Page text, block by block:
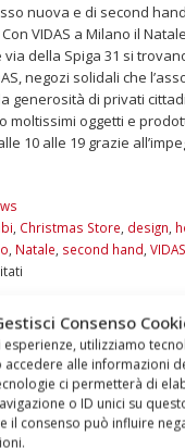
Consenso
utilizziamo
alle informazioni
ci permetterà di
o ID unici su
il consenso può influire
nuova e di second
VIDAS a Milano il
via della Spiga 31 si
negozi solidali che
generosità di privati
moltissimi oggetti e
10 alle 19 grazie
Christmas Store design
Natale second hand VIDAS